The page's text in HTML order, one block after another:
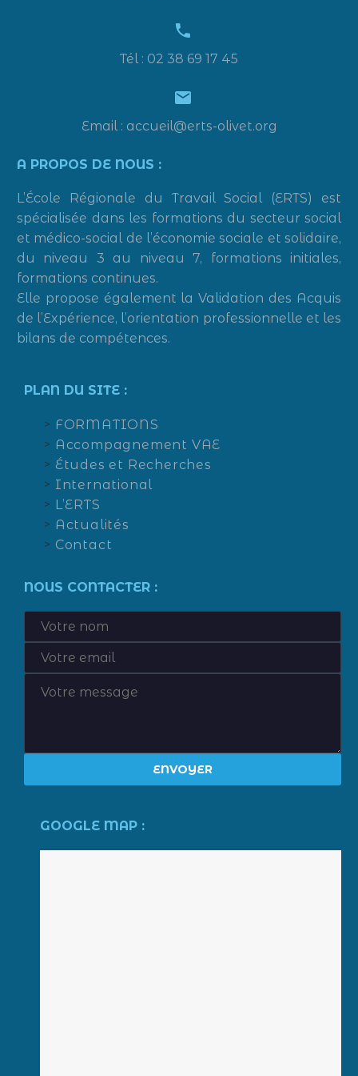


Tél : 02 38 69 17 45


Email : accueil@erts-olivet.org
A PROPOS DE NOUS :
L’École Régionale du Travail Social (ERTS) est
spécialisée dans les formations du secteur social
et médico-social de l’économie sociale et solidaire,
du niveau 3 au niveau 7, formations initiales,
formations continues.
Elle propose également la Validation des Acquis
de l’Expérience, l’orientation professionnelle et les
bilans de compétences.
PLAN DU SITE :
FORMATIONS
Accompagnement VAE
Études et Recherches
International
L’ERTS
Actualités
Contact
NOUS CONTACTER :
GOOGLE MAP :